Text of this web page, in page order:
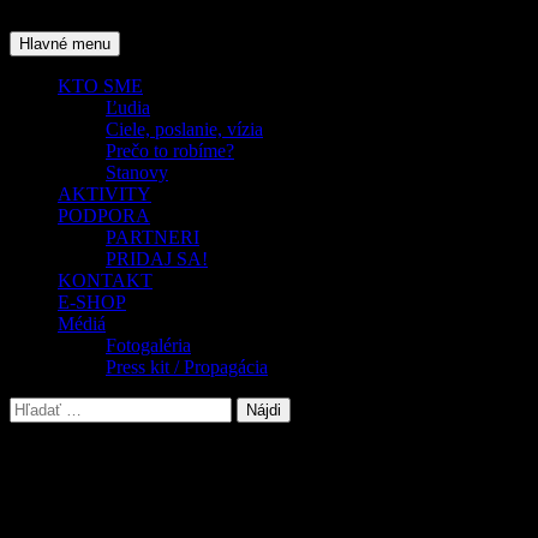
na
obsah
Hľadať
Hlavné menu
KTO SME
Ľudia
Ciele, poslanie, vízia
Prečo to robíme?
Stanovy
AKTIVITY
PODPORA
PARTNERI
PRIDAJ SA!
KONTAKT
E-SHOP
Médiá
Fotogaléria
Press kit / Propagácia
Hľadať: